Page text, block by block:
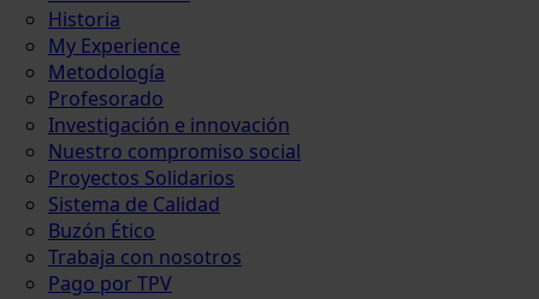
Historia
My Experience
Metodología
Profesorado
Investigación e innovación
Nuestro compromiso social
Proyectos Solidarios
Sistema de Calidad
Buzón Ético
Trabaja con nosotros
Pago por TPV